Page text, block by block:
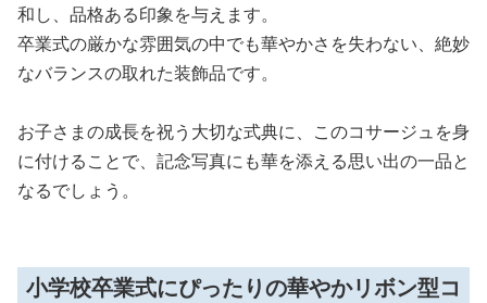
和し、品格ある印象を与えます。
卒業式の厳かな雰囲気の中でも華やかさを失わない、絶妙
なバランスの取れた装飾品です。
お子さまの成長を祝う大切な式典に、このコサージュを身
に付けることで、記念写真にも華を添える思い出の一品と
なるでしょう。
小学校卒業式にぴったりの華やかリボン型コ